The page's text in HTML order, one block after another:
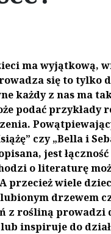
ma wyjątkową,
się to tylko
każdy z nas ma
podać przykłady
czy „Bella i
jest
o literaturę
przecież wiele
drzewem
z rośliną
lub inspiruje do